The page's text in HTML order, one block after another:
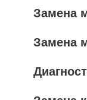
Замена
Замена